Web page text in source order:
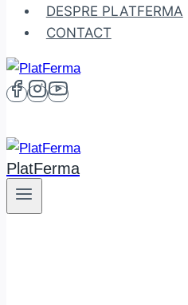
DESPRE PLATFERMA
CONTACT
PlatFerma